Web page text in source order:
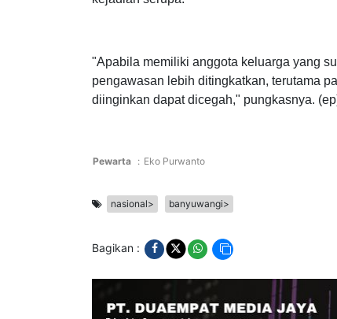
dimakamkan. Polisi mengimbau
"Apabila memiliki anggota keluarga yang
Pewarta : Eko Purwanto
nasional> banyuwangi>